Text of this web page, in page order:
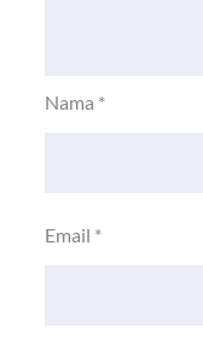
Nama *
Email *